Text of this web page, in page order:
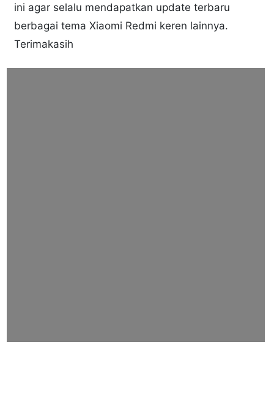
ini agar selalu mendapatkan update terbaru
berbagai tema Xiaomi Redmi keren lainnya.
Terimakasih